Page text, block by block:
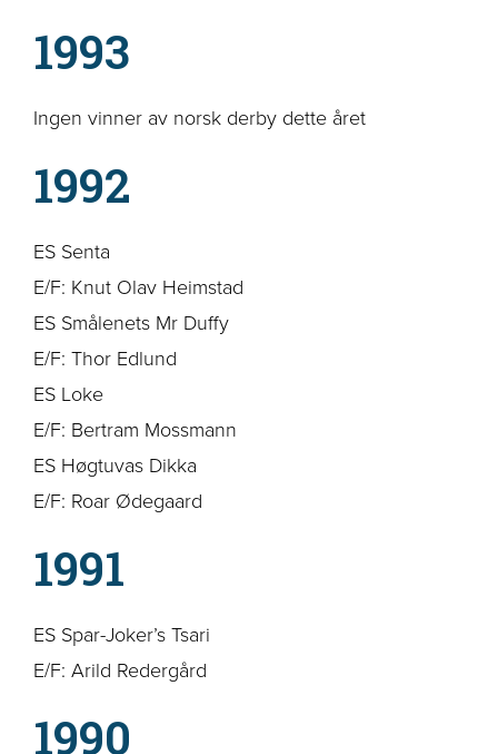
1993
Ingen vinner av norsk derby dette året
1992
ES Senta
E/F: Knut Olav Heimstad
ES Smålenets Mr Duffy
E/F: Thor Edlund
ES Loke
E/F: Bertram Mossmann
ES Høgtuvas Dikka
E/F: Roar Ødegaard
1991
ES Spar-Joker’s Tsari
E/F: Arild Redergård
1990